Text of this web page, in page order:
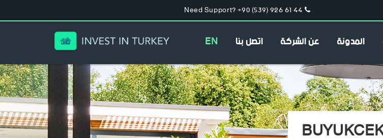
Need Support? +90 (539) 926 61 44
المدونة عن الشركة اتصل بنا EN